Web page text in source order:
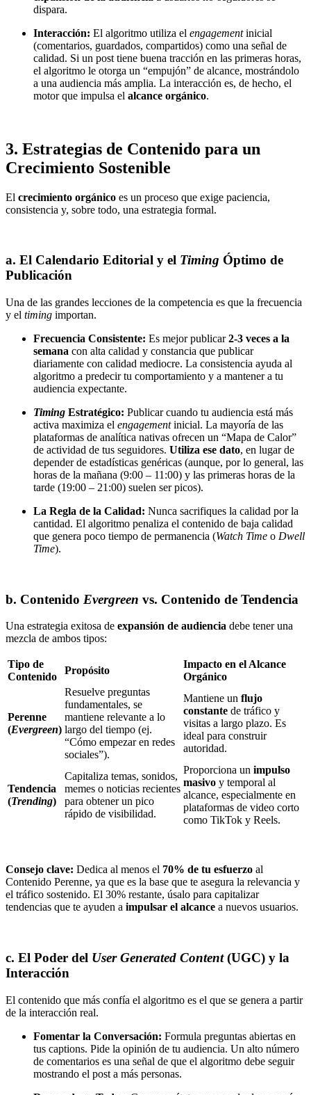
dispara.
Interacción: El algoritmo utiliza el engagementinicial
(comentarios, guardados, compartidos) como una señal de
calidad. Si un post tiene buena tracción en las primeras horas,
el algoritmo le otorga un “empujón” de alcance, mostrándolo
a una audiencia más amplia. La interacción es, de hecho, el
motor que impulsa el alcance orgánico.
3. Estrategias de Contenido para un
Crecimiento Sostenible
El crecimiento orgánico es un proceso que exige paciencia,
consistencia y, sobre todo, una estrategia formal.
a. El Calendario Editorial y el Timing Óptimo de
Publicación
Una de las grandes lecciones de la competencia es que la frecuencia
y el timing importan.
Frecuencia Consistente: Es mejor publicar2-3 veces a la
semana con alta calidad y constancia que publicar
diariamente con calidad mediocre. La consistencia ayuda al
algoritmo a predecir tu comportamiento y a mantener a tu
audiencia expectante.
Timing Estratégico: Publicar cuando tu audiencia está más
activa maximiza el engagementinicial. La mayoría de las
plataformas de analítica nativas ofrecen un “Mapa de Calor”
de actividad de tus seguidores. Utiliza ese dato, en lugar de
depender de estadísticas genéricas (aunque, por lo general, las
horas de la mañana (9:00 – 11:00) y las primeras horas de la
tarde (19:00 – 21:00) suelen ser picos).
La Regla de la Calidad: Nunca sacrifiques la calidad por la
cantidad. El algoritmo penaliza el contenido de baja calidad
que genera poco tiempo de permanencia (Watch Time o Dwell
Time).
b. Contenido Evergreen vs. Contenido de Tendencia
Una estrategia exitosa de expansión de audiencia debe tener una
mezcla de ambos tipos:
Tipo de
Contenido
Propósito
Impacto en el Alcance
Orgánico
Perenne
(Evergreen)
Resuelve preguntas
fundamentales, se
mantiene relevante a lo
largo del tiempo (ej.
“Cómo empezar en redes
sociales”).
Mantiene un flujo
constante de tráfico y
visitas a largo plazo. Es
ideal para construir
autoridad.
Tendencia
(Trending)
Capitaliza temas, sonidos,
memes o noticias recientes
para obtener un pico
rápido de visibilidad.
Proporciona un impulso
masivo y temporal al
alcance, especialmente en
plataformas de video corto
como TikTok y Reels.
Consejo clave: Dedica al menos el 70% de tu esfuerzo al
Contenido Perenne, ya que es la base que te asegura la relevancia y
el tráfico sostenido. El 30% restante, úsalo para capitalizar
tendencias que te ayuden a impulsar el alcance a nuevos usuarios.
c. El Poder del User Generated Content(UGC) y la
Interacción
El contenido que más confía el algoritmo es el que se genera a partir
de la interacción real.
Fomentar la Conversación: Formula preguntas abiertas en
tus captions. Pide la opinión de tu audiencia. Un alto número
de comentarios es una señal de que el algoritmo debe seguir
mostrando el post a más personas.